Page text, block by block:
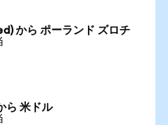
から ポーランド ズロチ
ら 米ドル